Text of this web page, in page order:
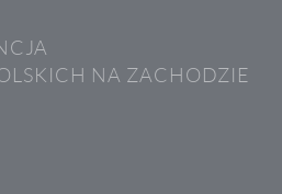
NA ZACHODZIE